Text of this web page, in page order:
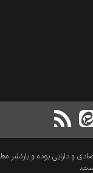
و دارایی بوده و بازنشر